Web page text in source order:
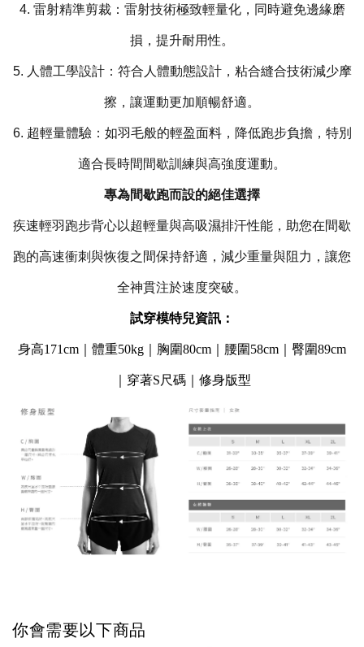
4. 雷射精準剪裁：雷射技術極致輕量化，同時避免邊緣磨
損，提升耐用性。
5. 人體工學設計：符合人體動態設計，粘合縫合技術減少摩
擦，讓運動更加順暢舒適。
6. 超輕量體驗：如羽毛般的輕盈面料，降低跑步負擔，特別
適合長時間間歇訓練與高強度運動。
專為間歇跑而設的絕佳選擇
疾速輕羽跑步背心以超輕量與高吸濕排汗性能，助您在間歇
跑的高速衝刺與恢復之間保持舒適，減少重量與阻力，讓您
全神貫注於速度突破。
試穿模特兒資訊：
身高171cm｜體重50kg｜胸圍80cm｜腰圍58cm｜臀圍89cm
｜穿著S尺碼｜修身版型
你會需要以下商品